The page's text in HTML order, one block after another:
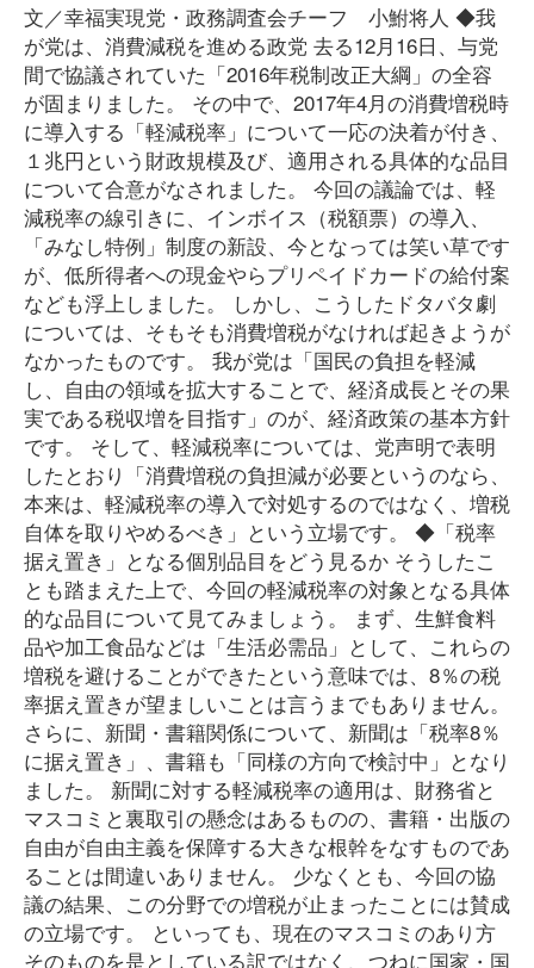
文／幸福実現党・政務調査会チーフ 小鮒将人 ◆我
が党は、消費減税を進める政党 去る12月16日、与党
間で協議されていた「2016年税制改正大綱」の全容
が固まりました。 その中で、2017年4月の消費増税時
に導入する「軽減税率」について一応の決着が付き、
１兆円という財政規模及び、適用される具体的な品目
について合意がなされました。 今回の議論では、軽
減税率の線引きに、インボイス（税額票）の導入、
「みなし特例」制度の新設、今となっては笑い草です
が、低所得者への現金やらプリペイドカードの給付案
なども浮上しました。 しかし、こうしたドタバタ劇
については、そもそも消費増税がなければ起きようが
なかったものです。 我が党は「国民の負担を軽減
し、自由の領域を拡大することで、経済成長とその果
実である税収増を目指す」のが、経済政策の基本方針
です。 そして、軽減税率については、党声明で表明
したとおり「消費増税の負担減が必要というのなら、
本来は、軽減税率の導入で対処するのではなく、増税
自体を取りやめるべき」という立場です。 ◆「税率
据え置き」となる個別品目をどう見るか そうしたこ
とも踏まえた上で、今回の軽減税率の対象となる具体
的な品目について見てみましょう。 まず、生鮮食料
品や加工食品などは「生活必需品」として、これらの
増税を避けることができたという意味では、8％の税
率据え置きが望ましいことは言うまでもありません。
さらに、新聞・書籍関係について、新聞は「税率8％
に据え置き」、書籍も「同様の方向で検討中」となり
ました。 新聞に対する軽減税率の適用は、財務省と
マスコミと裏取引の懸念はあるものの、書籍・出版の
自由が自由主義を保障する大きな根幹をなすものであ
ることは間違いありません。 少なくとも、今回の協
議の結果、この分野での増税が止まったことには賛成
の立場です。 といっても、現在のマスコミのあり方
そのものを是としている訳ではなく、つねに国家・国